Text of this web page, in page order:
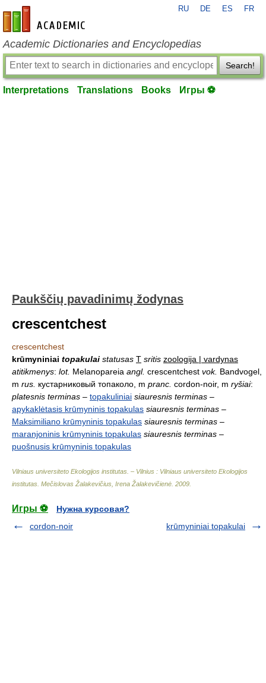
en-academic.com
RU DE ES FR
Academic Dictionaries and Encyclopedias
Search!
Interpretations Translations Books Игры ⚽
Paukščių pavadinimų žodynas
crescentchest
crescentchest
krūmyniniai topakulai statusas T sritis zoologija | vardynas
atitikmenys: lot. Melanopareia angl. crescentchest vok. Bandvogel,
m rus. кустарниковый топаколо, m pranc. cordon-noir, m ryšiai:
platesnis terminas – topakuliniai siauresnis terminas –
apykaklėtasis krūmyninis topakulas siauresnis terminas –
Maksimiliano krūmyninis topakulas siauresnis terminas –
maranjoninis krūmyninis topakulas siauresnis terminas –
puošnusis krūmyninis topakulas
Vilniaus universiteto Ekologijos institutas. – Vilnius : Vilniaus universiteto Ekologijos
institutas Mečislovas Žalakevičius, Irena Žalakevičienė 2009
Игры ⚽
Нужна курсовая?
cordon-noir
krūmyniniai topakulai